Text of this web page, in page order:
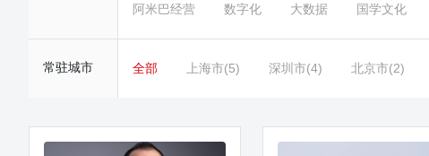
阿米巴经营 数字化 大数据 国学文化
常驻城市 全部 上海市(5) 深圳市(4) 北京市(2)